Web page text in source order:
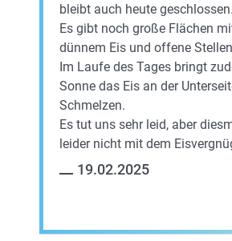
bleibt auch heute geschlossen.
Es gibt noch große Flächen
dünnem Eis und offene
Im Laufe des Tages bringt
Sonne das Eis an der
Schmelzen.
Es tut uns sehr leid, aber
leider nicht mit dem
19.02.2025